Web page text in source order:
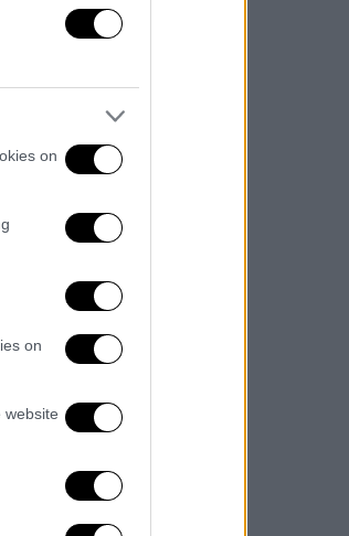
on
on
website